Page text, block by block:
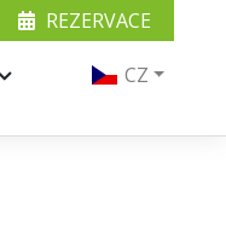
REZERVACE
CZ